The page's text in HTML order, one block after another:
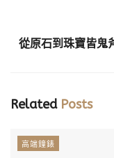
從原石到珠寶皆鬼
RelatedPosts
高端鐘錶